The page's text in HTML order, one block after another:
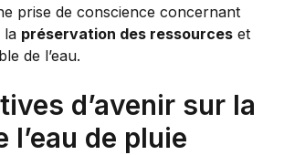
prise de conscience concernant
la préservation des ressources et
de l’eau.
d’avenir sur la
l’eau de pluie